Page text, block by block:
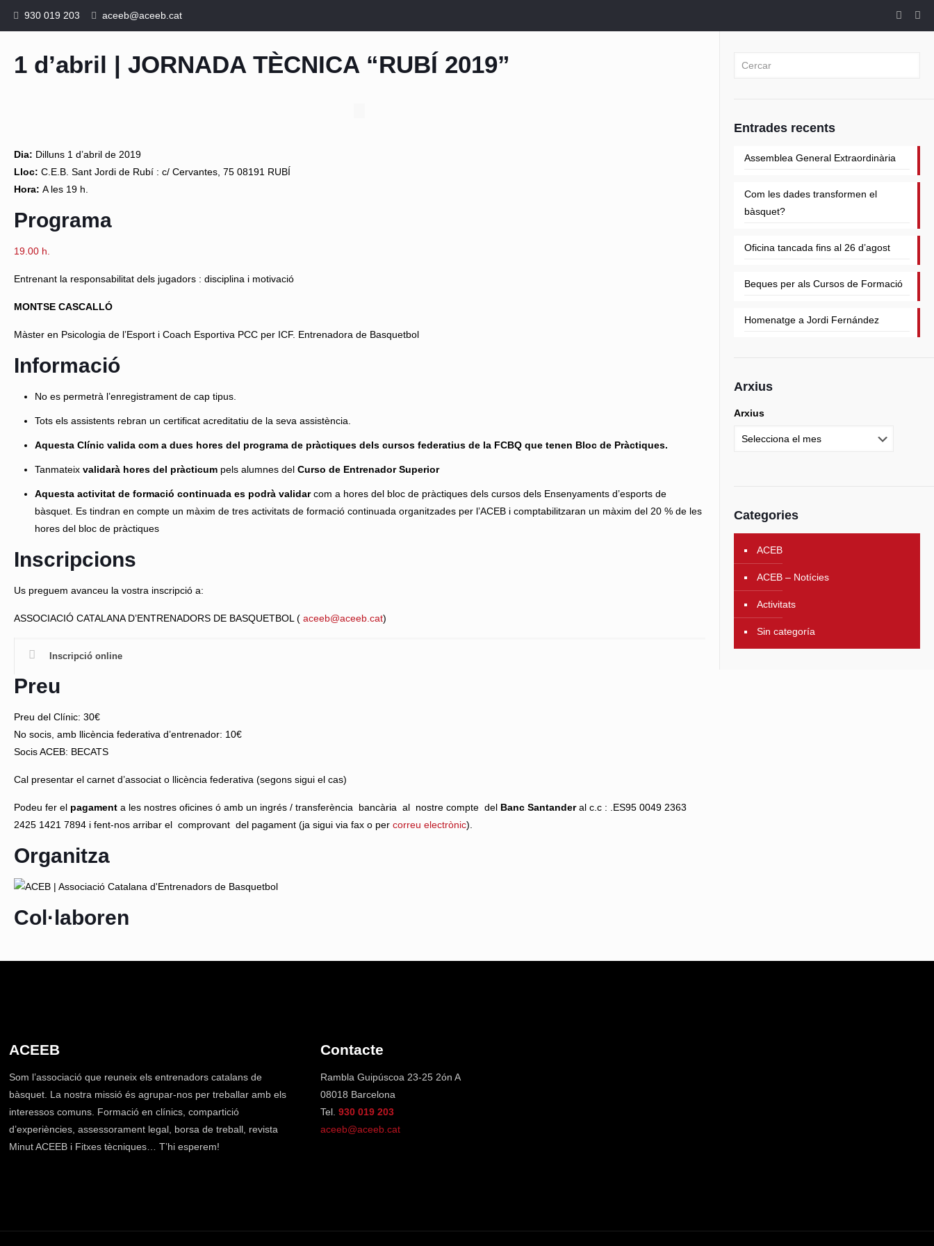
930 019 203 aceeb@aceeb.cat
1 d’abril | JORNADA TÈCNICA “RUBÍ 2019”
Dia: Dilluns 1 d’abril de 2019
Lloc:C.E.B. Sant Jordi de Rubí : c/ Cervantes, 75 08191 RUBÍ
Hora: A les 19 h.
Programa
19.00 h.
Entrenant la responsabilitat dels jugadors : disciplina i motivació
MONTSE CASCALLÓ
Màster en Psicologia de l’Esport i Coach Esportiva PCC per ICF. Entrenadora de Basquetbol
Informació
No es permetrà l’enregistrament de cap tipus.
Tots els assistents rebran un certificat acreditatiu de la seva assistència.
Aquesta Clínic valida com a dues hores del programa de pràctiques dels cursos federatius de la FCBQ que tenen Bloc de Pràctiques.
Tanmateixvalidarà hores del pràcticum pels alumnes delCurso de Entrenador Superior
Aquesta activitat de formació continuada es podrà validarcom a hores del bloc de pràctiques dels cursos dels Ensenyaments d’esports de
bàsquet. Es tindran en compte un màxim de tres activitats de formació continuada organitzades per l’ACEB i comptabilitzaran un màxim del 20 % de les
hores del bloc de pràctiques
Inscripcions
Us preguem avanceu la vostra inscripció a:
ASSOCIACIÓ CATALANA D’ENTRENADORS DE BASQUETBOL (aceeb@aceeb.cat)
Inscripció online
Preu
Preu del Clínic: 30€
No socis, amb llicència federativa d’entrenador: 10€
Socis ACEB: BECATS
Cal presentar el carnet d’associat o llicència federativa (segons sigui el cas)
Podeu fer el pagament a les nostres oficines ó amb un ingrés / transferència bancària al nostre compte del Banc Santanderal c.c : .ES95 0049 2363
2425 1421 7894 i fent-nos arribar el comprovant del pagament (ja sigui via fax o percorreu electrònic).
Organitza
Col·laboren
Entrades recents
Assemblea General Extraordinària
Com les dades transformen el
bàsquet?
Oficina tancada fins al 26 d’agost
Beques per als Cursos de Formació
Homenatge a Jordi Fernández
Arxius
Arxius
Categories
ACEB
ACEB – Notícies
Activitats
Sin categoría
ACEEB
Som l’associació que reuneix els entrenadors catalans de
bàsquet. La nostra missió és agrupar-nos per treballar amb els
interessos comuns. Formació en clínics, compartició
d’experiències, assessorament legal, borsa de treball, revista
Minut ACEEB i Fitxes tècniques… T’hi esperem!
Contacte
Rambla Guipúscoa 23-25 2ón A
08018 Barcelona
Tel.930 019 203
aceeb@aceeb.cat